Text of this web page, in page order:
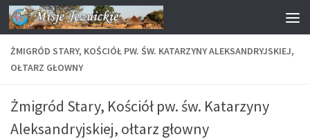
Przejdź do treści
ŻMIGRÓD STARY, KOŚCIÓŁ PW. ŚW. KATARZYNY ALEKSANDRYJSKIEJ,
OŁTARZ GŁOWNY
Żmigród Stary, Kościół pw. św. Katarzyny
Aleksandryjskiej, ołtarz głowny